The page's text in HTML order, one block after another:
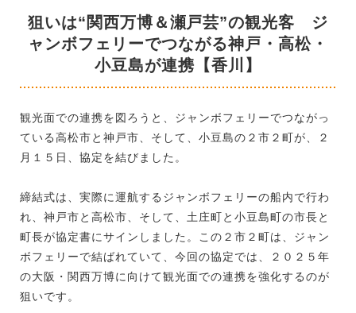
狙いは“関西万博＆瀬戸芸”の観光客 ジ
ャンボフェリーでつながる神戸・高松・
小豆島が連携【香川】
観光面での連携を図ろうと、ジャンボフェリーでつながっ
ている高松市と神戸市、そして、小豆島の２市２町が、２
月１５日、協定を結びました。
締結式は、実際に運航するジャンボフェリーの船内で行わ
れ、神戸市と高松市、そして、土庄町と小豆島町の市長と
町長が協定書にサインしました。この２市２町は、ジャン
ボフェリーで結ばれていて、今回の協定では、２０２５年
の大阪・関西万博に向けて観光面での連携を強化するのが
狙いです。